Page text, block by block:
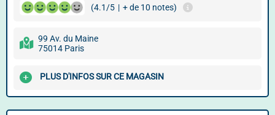
(4.1/5 | + de 10 notes)
99 Av. du Maine
75014 Paris
PLUS D'INFOS SUR CE MAGASIN